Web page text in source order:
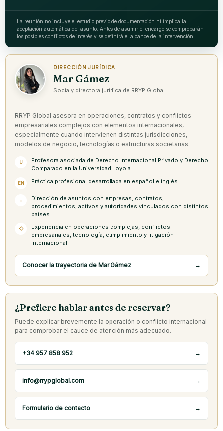
La reunión no incluye el estudio previo de documentación ni implica la
aceptación automática del asunto. Antes de asumir el encargo se comprobarán
los posibles conflictos de interés y se definirá el alcance de la intervención.
DIRECCIÓN JURÍDICA
Mar Gámez
Socia y directora jurídica de RRYP Global
RRYP Global asesora en operaciones, contratos y conflictos
empresariales complejos con elementos internacionales,
especialmente cuando intervienen distintas jurisdicciones,
modelos de negocio, tecnologías o estructuras societarias.
U
Profesora asociada de Derecho Internacional Privado y Derecho
Comparado en la Universidad Loyola.
EN Práctica profesional desarrollada en español e inglés.
↔
Dirección de asuntos con empresas, contratos,
procedimientos, activos y autoridades vinculados con distintos
países.
◇
Experiencia en operaciones complejas, conflictos
empresariales, tecnología, cumplimiento y litigación
internacional.
Conocer la trayectoria de Mar Gámez →
¿Prefiere hablar antes de reservar?
Puede explicar brevemente la operación o conflicto internacional
para comprobar el cauce de atención más adecuado.
+34 957 858 952 →
info@rrypglobal.com →
Formulario de contacto →